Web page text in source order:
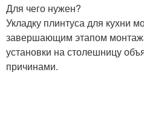
Для чего нужен?
Укладку плинтуса для кухни
завершающим этапом
установки на столешницу
причинами.